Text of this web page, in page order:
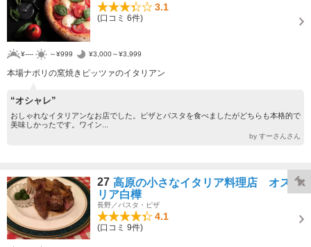
3.1
(口コミ 6件)
¥---- ～¥999 ¥3,000～¥3,999
本場ナポリの窯焼きピッツァのイタリアン
“オシャレ”
おしゃれなイタリアンなお店でした。ピザとパスタを食べましたがどちらも本格的で
美味しかったです。ワイン...
by すーさんさん
27 高原の小さなイタリア料理店 オステ
リア白樺
長野／パスタ・ピザ
4.1
(口コミ 9件)